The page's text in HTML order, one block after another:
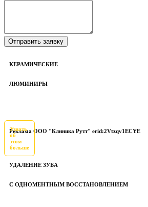
КЕРАМИЧЕСКИЕ
ЛЮМИНИРЫ
Реклама ООО "Клиника Рутт" erid:2Vtzqv1ECYE
Узнать
об
этом
больше
УДАЛЕНИЕ ЗУБА
С ОДНОМЕНТНЫМ ВОССТАНОВЛЕНИЕМ